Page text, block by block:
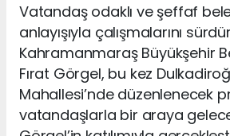
Vatandaş odaklı ve şeffaf
anlayışıyla çalışmalarını
Kahramanmaraş Büyükşehir
Fırat Görgel, bu kez
Mahallesi’nde düzenlenecek
vatandaşlarla bir araya